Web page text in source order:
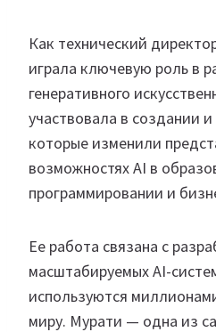
Как технический
играла ключевую роль в
генеративного
участвовала в создании
которые изменили
возможностях AI в
программировании и
Ее работа связана с
масштабируемых AI-
используются
миру. Мурати — одна из